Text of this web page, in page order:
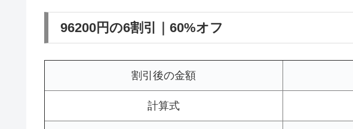
96200円の6割引｜60%オフ
割引後の金額
計算式